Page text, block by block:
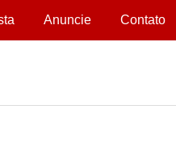
Anuncie Contato